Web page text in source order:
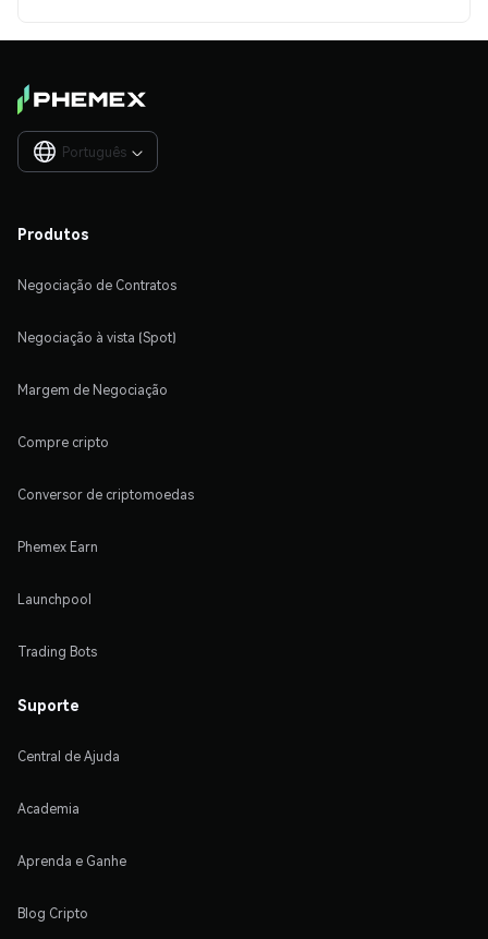
Português 
Produtos
Negociação de Contratos
Negociação à vista (Spot)
Margem de Negociação
Compre cripto
Conversor de criptomoedas
Phemex Earn
Launchpool
Trading Bots
Suporte
Central de Ajuda
Academia
Aprenda e Ganhe
Blog Cripto